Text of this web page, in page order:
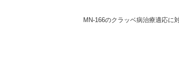
MN-166のクラッベ病治療適応に